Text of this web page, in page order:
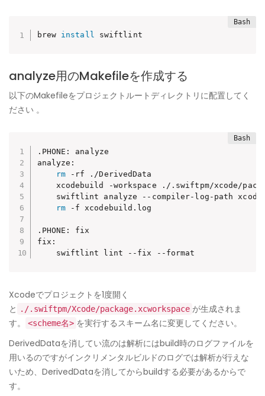
brew install swiftlint
analyze用のMakefileを作成する
以下のMakefileをプロジェクトルートディレクトリに配置してく
ださい 。
.PHONE: analyze
analyze:
rm -rf ./DerivedData
xcodebuild -workspace ./.swiftpm/xcode/
rm -f xcodebuild.log
.PHONE: fix
fix:
	swiftlint lint --fix --format
Xcodeでプロジェクトを1度開く
と
./.swiftpm/Xcode/package.xcworkspace が生成されま
す。
<scheme名> を実行するスキーム名に変更してください。
DerivedDataを消してい流のは解析にはbuild時のログファイルを
用いるのですがインクリメンタルビルドのログでは解析が行えな
いため、DerivedDataを消してからbuildする必要があるからで
す。